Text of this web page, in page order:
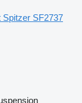
SF2737